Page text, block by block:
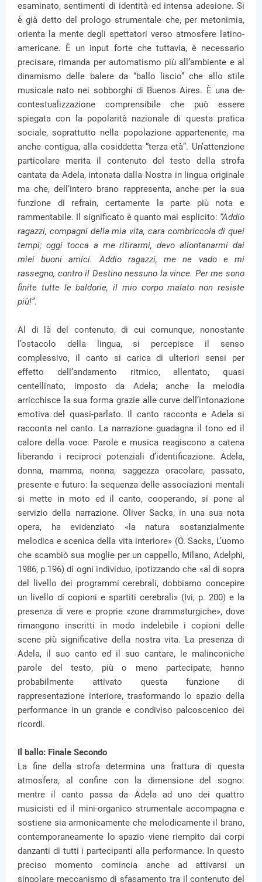
esaminato, sentimenti di identità ed intensa adesione. Si
è già detto del prologo strumentale che, per metonimia,
orienta la mente degli spettatori verso atmosfere latino-
americane. È un input forte che tuttavia, è necessario
precisare, rimanda per automatismo più all’ambiente e al
dinamismo delle balere da “ballo liscio” che allo stile
musicale nato nei sobborghi di Buenos Aires. È una de-
contestualizzazione comprensibile che può essere
spiegata con la popolarità nazionale di questa pratica
sociale, soprattutto nella popolazione appartenente, ma
anche contigua, alla cosiddetta “terza età”. Un’attenzione
particolare merita il contenuto del testo della strofa
cantata da Adela, intonata dalla Nostra in lingua originale
ma che, dell’intero brano rappresenta, anche per la sua
funzione di refrain, certamente la parte più nota e
rammentabile. Il significato è quanto mai esplicito: “Addio
ragazzi, compagni della mia vita, cara combriccola di quei
tempi; oggi tocca a me ritirarmi, devo allontanarmi dai
miei buoni amici. Addio ragazzi, me ne vado e mi
rassegno, contro il Destino nessuno la vince. Per me sono
finite tutte le baldorie, il mio corpo malato non resiste
più!”.
Al di là del contenuto, di cui comunque, nonostante
l’ostacolo della lingua, si percepisce il senso
complessivo, il canto si carica di ulteriori sensi per
effetto dell’andamento ritmico, allentato, quasi
centellinato, imposto da Adela; anche la melodia
arricchisce la sua forma grazie alle curve dell’intonazione
emotiva del quasi-parlato. Il canto racconta e Adela si
racconta nel canto. La narrazione guadagna il tono ed il
calore della voce. Parole e musica reagiscono a catena
liberando i reciproci potenziali d’identificazione. Adela,
donna, mamma, nonna, saggezza oracolare, passato,
presente e futuro: la sequenza delle associazioni mentali
si mette in moto ed il canto, cooperando, si pone al
servizio della narrazione. Oliver Sacks, in una sua nota
opera, ha evidenziato «la natura sostanzialmente
melodica e scenica della vita interiore» (O. Sacks, L’uomo
che scambiò sua moglie per un cappello, Milano, Adelphi,
1986, p.196) di ogni individuo, ipotizzando che «al di sopra
del livello dei programmi cerebrali, dobbiamo concepire
un livello di copioni e spartiti cerebrali» (Ivi, p. 200) e la
presenza di vere e proprie «zone drammaturgiche», dove
rimangono inscritti in modo indelebile i copioni delle
scene più significative della nostra vita. La presenza di
Adela, il suo canto ed il suo cantare, le malinconiche
parole del testo, più o meno partecipate, hanno
probabilmente attivato questa funzione di
rappresentazione interiore, trasformando lo spazio della
performance in un grande e condiviso palcoscenico dei
ricordi.
Il ballo: Finale Secondo
La fine della strofa determina una frattura di questa
atmosfera, al confine con la dimensione del sogno:
mentre il canto passa da Adela ad uno dei quattro
musicisti ed il mini-organico strumentale accompagna e
sostiene sia armonicamente che melodicamente il brano,
contemporaneamente lo spazio viene riempito dai corpi
danzanti di tutti i partecipanti alla performance. In questo
preciso momento comincia anche ad attivarsi un
singolare meccanismo di sfasamento tra il contenuto del